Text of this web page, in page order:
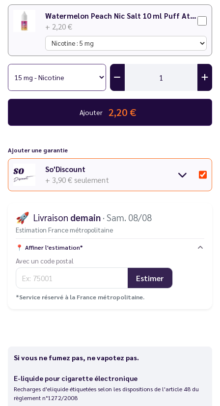
Watermelon Peach Nic Salt 10 ml Puff Attack - Le Vapoteur Discount
+ 2,20 €
Ajouter 2,20 €
Ajouter une garantie
So'Discount
+ 3,90 € seulement
🚀 Livraison demain · Sam. 08/08
Estimation France métropolitaine
📍 Affiner l'estimation*
Avec un code postal
Estimer
*Service réservé à la France métropolitaine.
Si vous ne fumez pas, ne vapotez pas.
E-liquide pour cigarette électronique
Recharges d'eliquide étiquetées selon les dispositions de l'article 48 du
règlement n°1272/2008